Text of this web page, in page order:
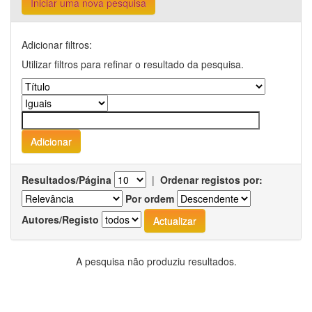
Iniciar uma nova pesquisa
Adicionar filtros:
Utilizar filtros para refinar o resultado da pesquisa.
Resultados/Página | Ordenar registos por:
Por ordem
Autores/Registo
A pesquisa não produziu resultados.